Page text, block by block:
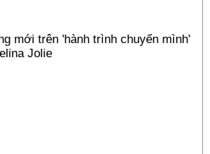
mới trên 'hành trình chuyển mình'
Jolie